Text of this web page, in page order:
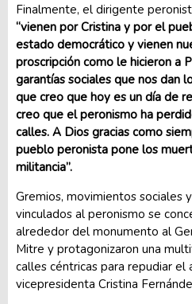
Finalmente, el dirigente
“vienen por Cristina y por el
estado democrático y vienen
proscripción como le hicieron a
garantías sociales que nos dan
que creo que hoy es un día de
creo que el peronismo ha
calles. A Dios gracias como
pueblo peronista pone los
militancia”.
Gremios, movimientos sociales
vinculados al peronismo se
alrededor del monumento al
Mitre y protagonizaron una
calles céntricas para repudiar
vicepresidenta Cristina